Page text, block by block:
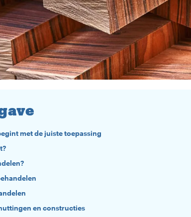
met de juiste toepassing
en constructies